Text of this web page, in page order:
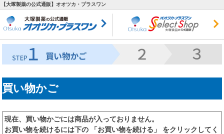
【大塚製薬の公式通販】オオツカ・プラスワン
買い物かご
現在、買い物かごには商品が入っておりません。
お買い物を続けるには下の 「お買い物を続ける」 をクリックしてく